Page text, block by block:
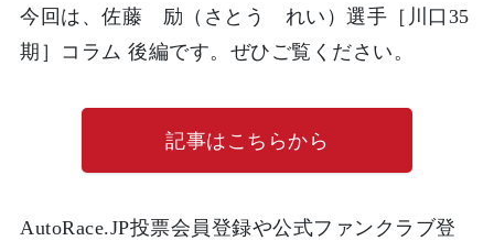
今回は、佐藤 励（さとう れい）選手［川口35
期］コラム 後編です。ぜひご覧ください。
記事はこちらから
AutoRace.JP投票会員登録や公式ファンクラブ登